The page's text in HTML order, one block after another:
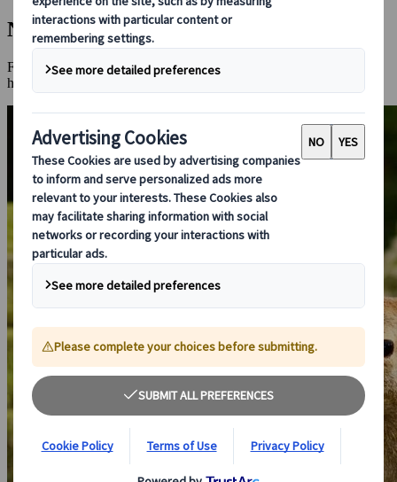
Nara
Find smukke templer, tamme hjorte og indre ro i Japans første
hovedstad.